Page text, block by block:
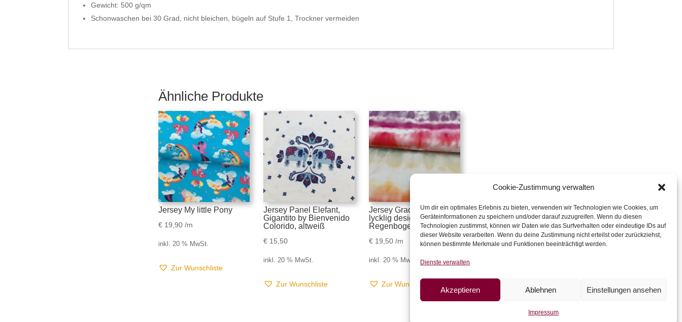
Cookie-Zustimmung verwalten
Um dir ein optimales Erlebnis zu bieten, verwenden wir Technologien wie Cookies, um
Geräteinformationen zu speichern und/oder darauf zuzugreifen. Wenn du diesen
Technologien zustimmst, können wir Daten wie das Surfverhalten oder eindeutige IDs auf
dieser Website verarbeiten. Wenn du deine Zustimmung nicht erteilst oder zurückziehst,
können bestimmte Merkmale und Funktionen beeinträchtigt werden.
Dienste verwalten
Akzeptieren Ablehnen Einstellungen ansehen
Impressum
Gewicht: 500 g/qm
Schonwaschen bei 30 Grad, nicht bleichen, bügeln auf Stufe 1, Trockner vermeiden
Ähnliche Produkte
Jersey My little Pony
€19,90/m
inkl. 20 % MwSt.
Zur Wunschliste
Jersey Panel Elefant,
Gigantito by Bienvenido
Colorido, altweiß
€ 15,50
inkl. 20 % MwSt.
Zur Wunschliste
Jersey Gradient by
lycklig design, Batik,
Regenbogen
€19,50/m
inkl. 20 % MwSt.
Zur Wunschliste